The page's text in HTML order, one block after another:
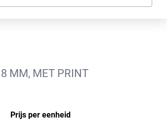
MM, MET PRINT
Prijs per eenheid